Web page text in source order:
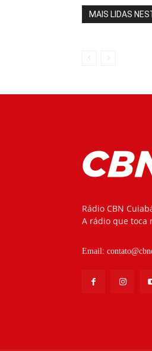
MAIS LIDAS
Rádio CBN
A rádio que toca
Email: